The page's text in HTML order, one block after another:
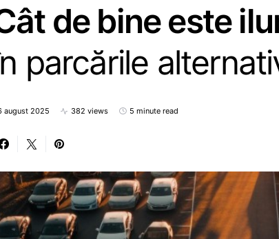
de bine este
parcările
august 2025 382 views 5 minute read